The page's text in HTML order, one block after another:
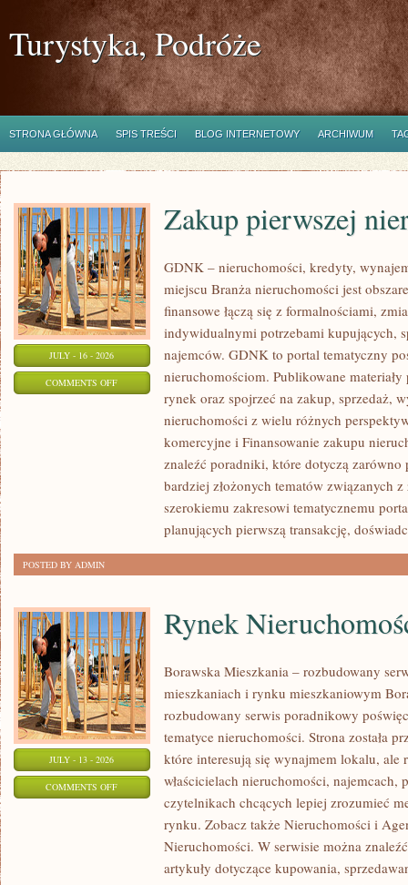
Turystyka, Podróże
STRONA GŁÓWNA SPIS TREŚCI BLOG INTERNETOWY ARCHIWUM
JULY - 16 - 2026
COMMENTS OFFON
PIERWSZEJ
NIERUCHOMOŚCI
Zakup pierwszej
GDNK – nieruchomości, kredyty,
miejscu Branża nieruchomości jest
finansowe łączą się z formalnościami,
indywidualnymi potrzebami kupujących,
najemców. GDNK to portal tematyczny
nieruchomościom. Publikowane
rynek oraz spojrzeć na zakup, sprzedaż,
nieruchomości z wielu różnych
komercyjne i Finansowanie zakupu
znaleźć poradniki, które dotyczą
bardziej złożonych tematów związanych
szerokiemu zakresowi tematycznemu
planujących pierwszą transakcję,
POSTED BY ADMIN
JULY - 13 - 2026
COMMENTS OFFON
NIERUCHOMOŚCI
Rynek
Borawska Mieszkania – rozbudowany
mieszkaniach i rynku mieszkaniowym
rozbudowany serwis poradnikowy
tematyce nieruchomości. Strona została
które interesują się wynajmem lokalu, ale
właścicielach nieruchomości, najemcach,
czytelnikach chcących lepiej zrozumieć
rynku. Zobacz także Nieruchomości i
Nieruchomości. W serwisie można
artykuły dotyczące kupowania,